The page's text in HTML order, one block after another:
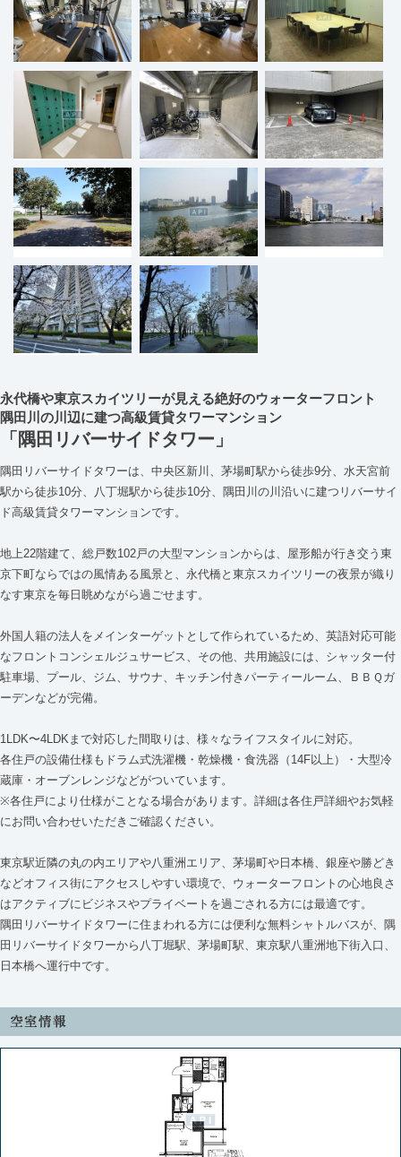
永代橋や東京スカイツリーが見える絶好のウォーターフロント
隅田川の川辺に建つ高級賃貸タワーマンション
「隅田リバーサイドタワー」
隅田リバーサイドタワーは、中央区新川、茅場町駅から徒歩9分、水天宮前
駅から徒歩10分、八丁堀駅から徒歩10分、隅田川の川沿いに建つリバーサイ
ド高級賃貸タワーマンションです。
地上22階建て、総戸数102戸の大型マンションからは、屋形船が行き交う東
京下町ならではの風情ある風景と、永代橋と東京スカイツリーの夜景が織り
なす東京を毎日眺めながら過ごせます。
外国人籍の法人をメインターゲットとして作られているため、英語対応可能
なフロントコンシェルジュサービス、その他、共用施設には、シャッター付
駐車場、プール、ジム、サウナ、キッチン付きパーティールーム、ＢＢＱガ
ーデンなどが完備。
1LDK〜4LDKまで対応した間取りは、様々なライフスタイルに対応。
各住戸の設備仕様もドラム式洗濯機・乾燥機・食洗器（14F以上）・大型冷
蔵庫・オーブンレンジなどがついています。
※各住戸により仕様がことなる場合があります。詳細は各住戸詳細やお気軽
にお問い合わせいただきご確認ください。
東京駅近隣の丸の内エリアや八重洲エリア、茅場町や日本橋、銀座や勝どき
などオフィス街にアクセスしやすい環境で、ウォーターフロントの心地良さ
はアクティブにビジネスやプライベートを過ごされる方には最適です。
隅田リバーサイドタワーに住まわれる方には便利な無料シャトルバスが、隅
田リバーサイドタワーから八丁堀駅、茅場町駅、東京駅八重洲地下街入口、
日本橋へ運行中です。